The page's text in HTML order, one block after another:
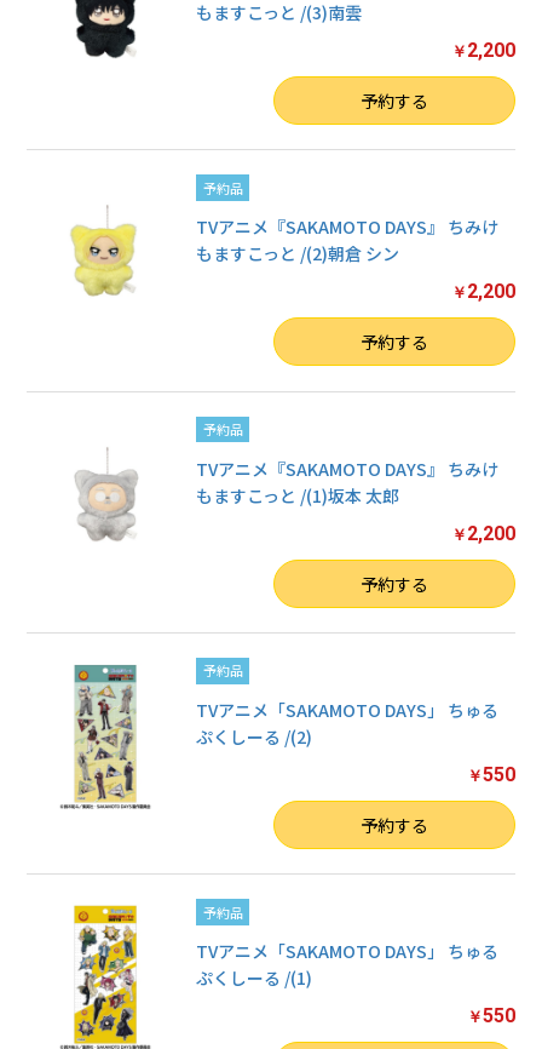
もますこっと /(3)南雲
￥ 2,200
予約する
予約品
TVアニメ『SAKAMOTO DAYS』 ちみけ
もますこっと /(2)朝倉 シン
￥ 2,200
予約する
予約品
TVアニメ『SAKAMOTO DAYS』 ちみけ
もますこっと /(1)坂本 太郎
￥ 2,200
予約する
予約品
TVアニメ「SAKAMOTO DAYS」 ちゅる
ぷくしーる /(2)
￥550
予約する
予約品
TVアニメ「SAKAMOTO DAYS」 ちゅる
ぷくしーる /(1)
￥550